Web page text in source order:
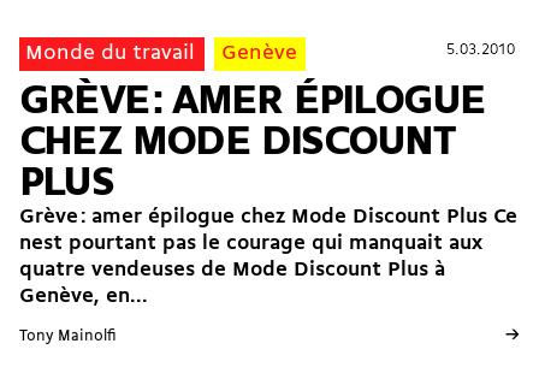
5.03.2010
Monde du travail Genève 5.03.2010
GRÈVE : AMER ÉPILOGUE
CHEZ MODE DISCOUNT
PLUS
Grève : amer épilogue chez Mode Discount Plus Ce
nest pourtant pas le courage qui manquait aux
quatre vendeuses de Mode Discount Plus à
Genève, en...
Tony Mainolfi →